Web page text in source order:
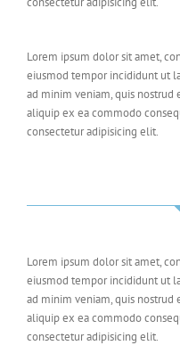
Lorem ipsum dolor sit amet,
eiusmod tempor incididunt ut
ad minim veniam, quis
aliquip ex ea commodo
consectetur adipisicing elit.
Lorem ipsum dolor sit amet,
eiusmod tempor incididunt ut
ad minim veniam, quis
aliquip ex ea commodo
consectetur adipisicing elit.